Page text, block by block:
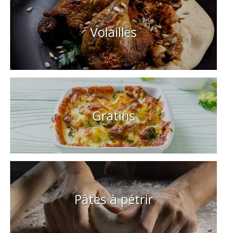
Volailles
Gratins
Pâtes à pétrir